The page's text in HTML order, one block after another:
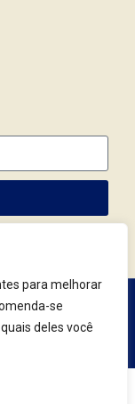
para melhorar
se
deles você
311 | Campo
9123.7759